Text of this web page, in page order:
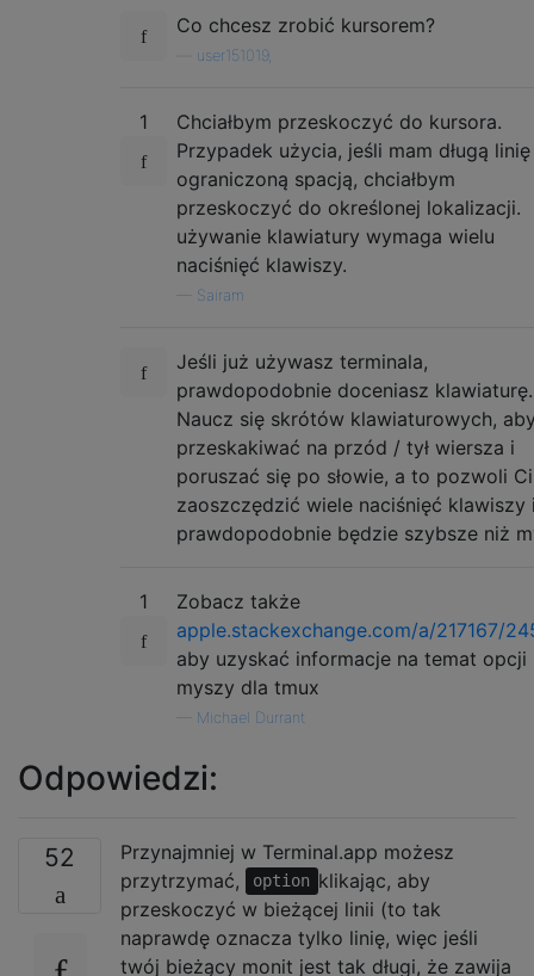
Co chcesz zrobić kursorem?
user151019,
1
Chciałbym przeskoczyć do kursora.
Przypadek użycia, jeśli mam długą linię
ograniczoną spacją, chciałbym
przeskoczyć do określonej lokalizacji.
używanie klawiatury wymaga wielu
naciśnięć klawiszy.
Sairam
Jeśli już używasz terminala,
prawdopodobnie doceniasz klawiaturę.
Naucz się skrótów klawiaturowych,
przeskakiwać na przód / tył wiersza i
poruszać się po słowie, a to pozwoli Ci
zaoszczędzić wiele naciśnięć klawiszy
prawdopodobnie będzie szybsze niż
1
Zobacz także
apple.stackexchange.com/a/217167/
aby uzyskać informacje na temat opcji
myszy dla tmux
Michael Durrant
Odpowiedzi:
52
Przynajmniej w Terminal.app możesz
przytrzymać,
option klikając, aby
przeskoczyć w bieżącej linii (to tak
naprawdę oznacza tylko linię, więc jeśli
twój bieżący monit jest tak długi, że zawija